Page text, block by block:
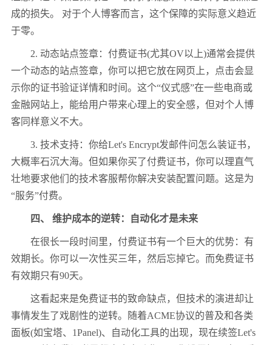
成的损失。 对于个人博客而言，这个保障的实际意义趋近
于零。
2. 动态站点签章：付费证书(尤其OV以上)通常会提供
一个动态的站点签章，你可以把它放在网页上，点击会显
示你的证书验证详情和时间。这个“仪式感”在一些电商或
金融网站上，能给用户带来心理上的安全感，但对个人博
客同样意义不大。
3. 技术支持：你给Let's Encrypt发邮件问怎么装证书，
大概率石沉大海。但如果你买了付费证书，你可以理直气
壮地要求他们的技术客服帮你解决安装配置问题。这是为
“服务”付费。
四、 维护成本的逆转：自动化才是未来
在很长一段时间里，付费证书有一个巨大的优势：有
效期长。你可以一次性买三年，然后忘掉它。而免费证书
有效期只有90天。
这看起来是免费证书的致命缺点，但技术的演进却让
事情发生了戏剧性的逆转。随着ACME协议的普及和各类
面板(如宝塔、1Panel)、自动化工具的出现，现在续签Let's